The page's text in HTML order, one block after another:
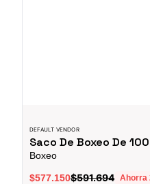
DEFAULT VENDOR
Saco De Boxeo De 100
Boxeo
$577.150$591.694 Ahorra